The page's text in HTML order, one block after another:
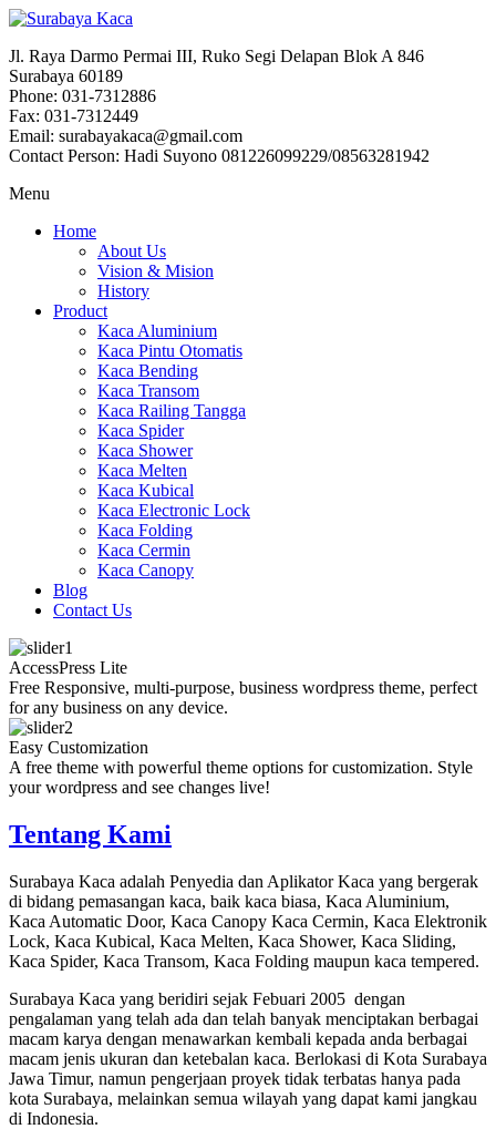
Jl. Raya Darmo Permai III, Ruko Segi Delapan Blok A 846
Surabaya 60189
Phone: 031-7312886
Fax: 031-7312449
Email: surabayakaca@gmail.com
Contact Person: Hadi Suyono 081226099229/08563281942
Menu
Home
About Us
Vision & Mision
History
Product
Kaca Aluminium
Kaca Pintu Otomatis
Kaca Bending
Kaca Transom
Kaca Railing Tangga
Kaca Spider
Kaca Shower
Kaca Melten
Kaca Kubical
Kaca Electronic Lock
Kaca Folding
Kaca Cermin
Kaca Canopy
Blog
Contact Us
AccessPress Lite
Free Responsive, multi-purpose, business wordpress theme, perfect
for any business on any device.
Easy Customization
A free theme with powerful theme options for customization. Style
your wordpress and see changes live!
Tentang Kami
Surabaya Kaca adalah Penyedia dan Aplikator Kaca yang bergerak
di bidang pemasangan kaca, baik kaca biasa, Kaca Aluminium,
Kaca Automatic Door, Kaca Canopy Kaca Cermin, Kaca Elektronik
Lock, Kaca Kubical, Kaca Melten, Kaca Shower, Kaca Sliding,
Kaca Spider, Kaca Transom, Kaca Folding maupun kaca tempered.
Surabaya Kaca yang beridiri sejak Febuari 2005 dengan
pengalaman yang telah ada dan telah banyak menciptakan berbagai
macam karya dengan menawarkan kembali kepada anda berbagai
macam jenis ukuran dan ketebalan kaca. Berlokasi di Kota Surabaya
Jawa Timur, namun pengerjaan proyek tidak terbatas hanya pada
kota Surabaya, melainkan semua wilayah yang dapat kami jangkau
di Indonesia.